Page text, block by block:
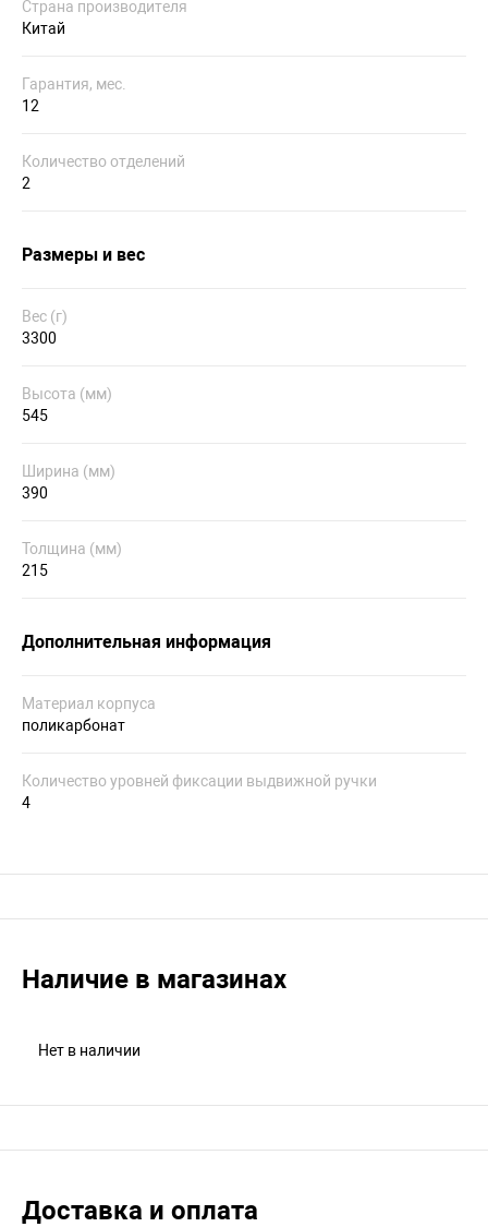
Страна производителя
Китай
Гарантия, мес.
12
Количество отделений
2
Размеры и вес
Вес (г)
3300
Высота (мм)
545
Ширина (мм)
390
Толщина (мм)
215
Дополнительная информация
Материал корпуса
поликарбонат
Количество уровней фиксации выдвижной ручки
4
Наличие в магазинах
Нет в наличии
Доставка и оплата